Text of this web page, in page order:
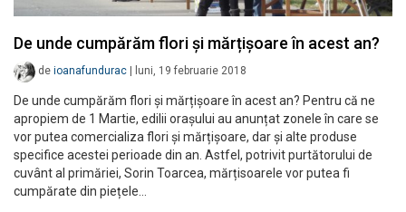
De unde cumpărăm flori și mărțișoare în acest an?
de ioanafundurac luni, 19 februarie 2018
De unde cumpărăm flori și mărțișoare în acest an? Pentru că ne
apropiem de 1 Martie, edilii orașului au anunțat zonele în care se
vor putea comercializa flori și mărțișoare, dar și alte produse
specifice acestei perioade din an. Astfel, potrivit purtătorului de
cuvânt al primăriei, Sorin Toarcea, mărțisoarele vor putea fi
cumpărate din piețele…